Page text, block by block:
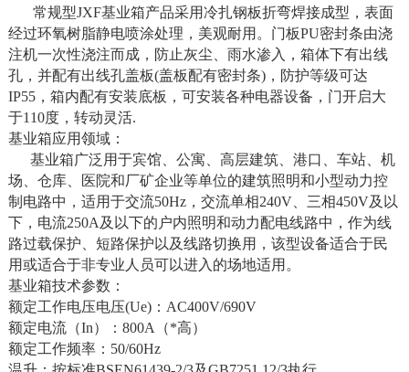
常规型JXF基业箱产品采用冷扎钢板折弯焊接成型，表面
经过环氧树脂静电喷涂处理，美观耐用。门板PU密封条由浇
注机一次性浇注而成，防止灰尘、雨水渗入，箱体下有出线
孔，并配有出线孔盖板(盖板配有密封条)，防护等级可达
IP55，箱内配有安装底板，可安装各种电器设备，门开启大
于110度，转动灵活.
基业箱应用领域：
基业箱广泛用于宾馆、公寓、高层建筑、港口、车站、机
场、仓库、医院和厂矿企业等单位的建筑照明和小型动力控
制电路中，适用于交流50Hz，交流单相240V、三相450V及以
下，电流250A及以下的户内照明和动力配电线路中，作为线
路过载保护、短路保护以及线路切换用，该型设备适合于民
用或适合于非专业人员可以进入的场地适用。
基业箱技术参数：
额定工作电压电压(Ue)：AC400V/690V
额定电流（In）：800A（*高）
额定工作频率：50/60Hz